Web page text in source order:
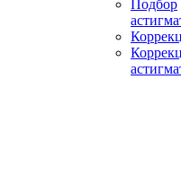
Подбор